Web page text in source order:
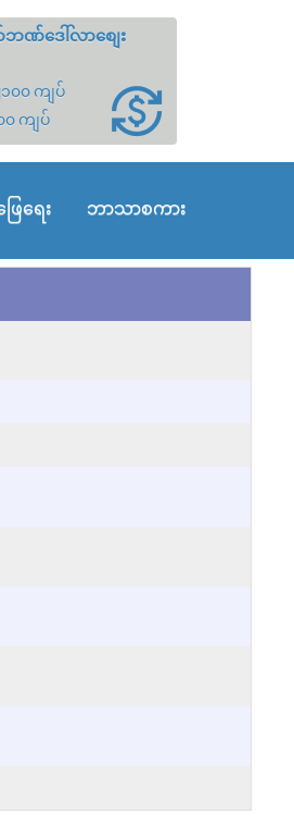
ဏ်ဒေါ်လာစျေး
၁၀၀ ကျပ်
၀ ကျပ်
ြေရေး ဘာသာစကား